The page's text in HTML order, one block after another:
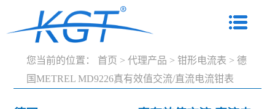
您当前的位置： 首页 > 代理产品 > 钳形电流表 > 德
国METREL MD9226真有效值交流/直流电流钳表